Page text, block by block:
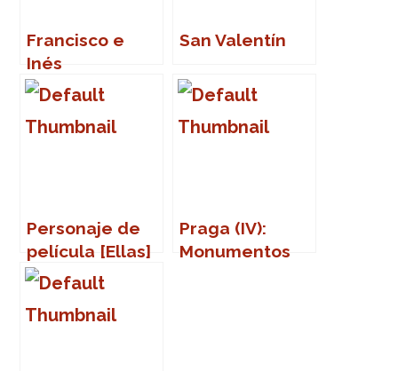
Francisco e
Inés
San Valentín
Personaje de
película [Ellas]
Praga (IV):
Monumentos